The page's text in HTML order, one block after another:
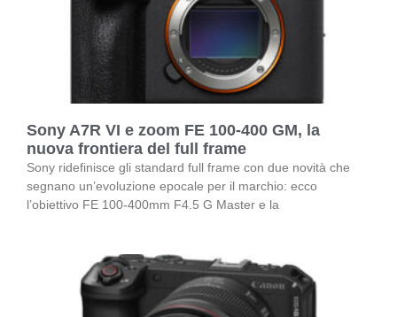
Sony A7R VI e zoom FE 100-400 GM, la
nuova frontiera del full frame
Sony ridefinisce gli standard full frame con due novità che
segnano un’evoluzione epocale per il marchio: ecco
l’obiettivo FE 100-400mm F4.5 G Master e la